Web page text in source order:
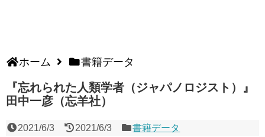
ホーム 書籍データ
『忘れられた人類学者（ジャパノロジスト）』
田中一彦（忘羊社）
2021/6/3 2021/6/3 書籍データ